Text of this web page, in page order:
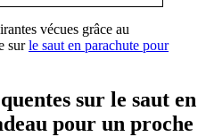
vécues grâce au
surle saut en parachute pour
sur le saut en
pour un proche